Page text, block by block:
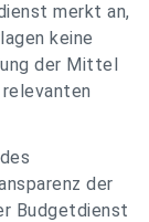
merkt an,
keine
der Mittel
der
Budgetdienst